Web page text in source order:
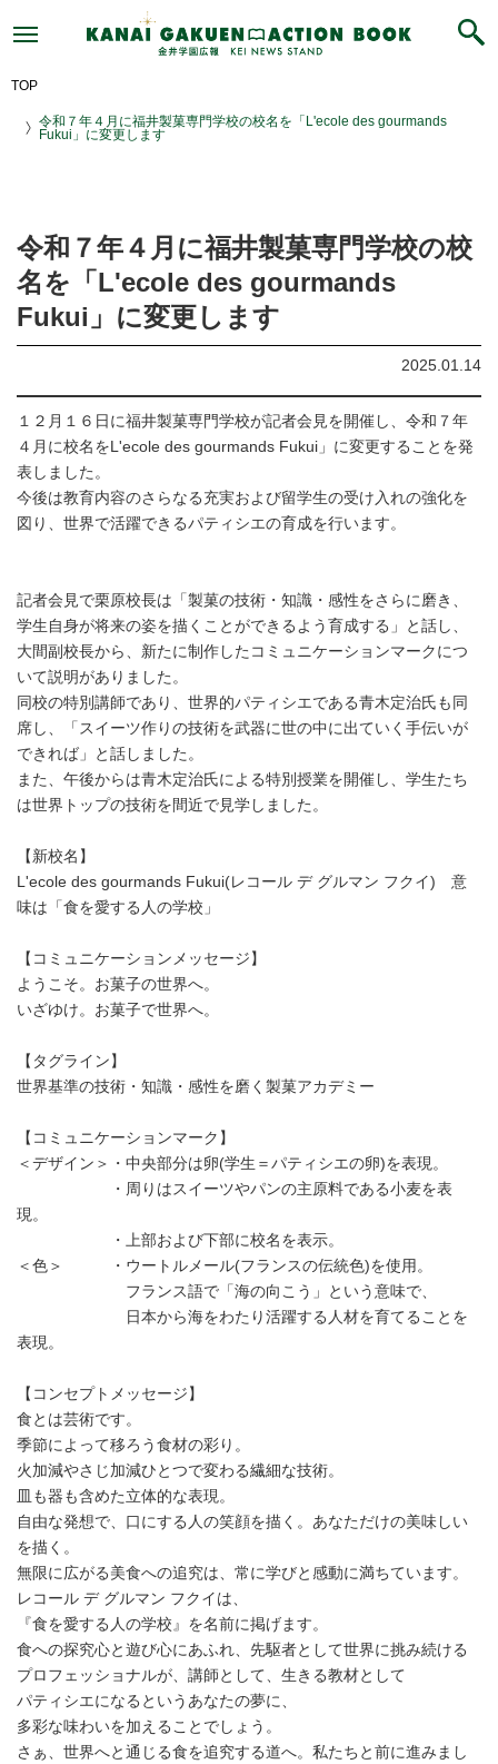
和
７
月
「L'ecole
des
Fukui」
KANAIGAKUEN
ACTION
BOOK
TOP
令和７年４月に福井製菓専門学校の校名を「L'ecole des gourmands
Fukui」に変更します
令和７年４月に福井製菓専門学校の校
名を「L'ecole des gourmands
Fukui」に変更します
2025.01.14
１２月１６日に福井製菓専門学校が記者会見を開催し、令和７年
４月に校名をL'ecole des gourmands Fukui」に変更することを発
表しました。
今後は教育内容のさらなる充実および留学生の受け入れの強化を
図り、世界で活躍できるパティシエの育成を行います。
記者会見で栗原校長は「製菓の技術・知識・感性をさらに磨き、
学生自身が将来の姿を描くことができるよう育成する」と話し、
大間副校長から、新たに制作したコミュニケーションマークにつ
いて説明がありました。
同校の特別講師であり、世界的パティシエである青木定治氏も同
席し、「スイーツ作りの技術を武器に世の中に出ていく手伝いが
できれば」と話しました。
また、午後からは青木定治氏による特別授業を開催し、学生たち
は世界トップの技術を間近で見学しました。
【新校名】
L'ecole des gourmands Fukui(レコール デ グルマン フクイ) 意
味は「食を愛する人の学校」
【コミュニケーションメッセージ】
ようこそ。お菓子の世界へ。
いざゆけ。お菓子で世界へ。
【タグライン】
世界基準の技術・知識・感性を磨く製菓アカデミー
【コミュニケーションマーク】
＜デザイン＞・中央部分は卵(学生＝パティシエの卵)を表現。
・周りはスイーツやパンの主原料である小麦を表
現。
・上部および下部に校名を表示。
＜色＞ ・ウートルメール(フランスの伝統色)を使用。
フランス語で「海の向こう」という意味で、
日本から海をわたり活躍する人材を育てることを
表現。
【コンセプトメッセージ】
食とは芸術です。
季節によって移ろう食材の彩り。
火加減やさじ加減ひとつで変わる繊細な技術。
皿も器も含めた立体的な表現。
自由な発想で、口にする人の笑顔を描く。あなただけの美味しい
を描く。
無限に広がる美食への追究は、常に学びと感動に満ちています。
レコール デ グルマン フクイは、
『食を愛する人の学校』を名前に掲げます。
食への探究心と遊び心にあふれ、先駆者として世界に挑み続ける
プロフェッショナルが、講師として、生きる教材として
パティシエになるというあなたの夢に、
多彩な味わいを加えることでしょう。
さぁ、世界へと通じる食を追究する道へ。私たちと前に進みまし